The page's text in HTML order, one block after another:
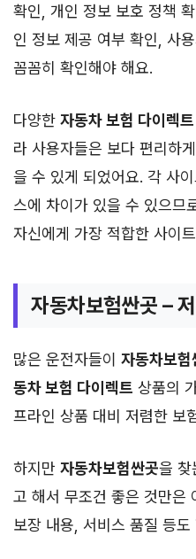
확인, 개인 정보 보호 정책
인 정보 제공 여부 확인, 사
꼼꼼히 확인해야 해요.
다양한 자동차 보험 다이렉트
라 사용자들은 보다 편리하
을 수 있게 되었어요. 각 사
스에 차이가 있을 수 있으므
자신에게 가장 적합한 사이
자동차보험싼곳 –
많은 운전자들이 자동차보험
동차 보험 다이렉트 상품의
프라인 상품 대비 저렴한 보
하지만 자동차보험싼곳을 찾
고 해서 무조건 좋은 것만은
보장 내용, 서비스 품질 등